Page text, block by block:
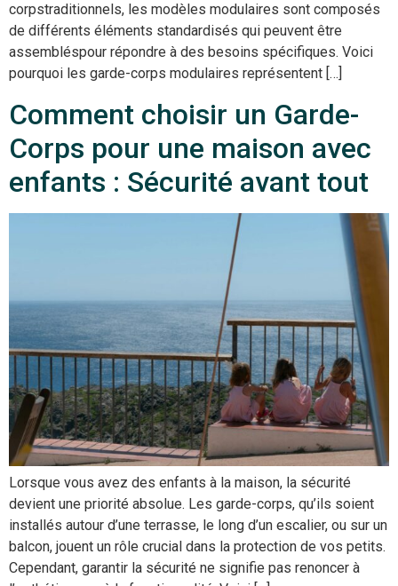
corpstraditionnels, les modèles modulaires sont composés
de différents éléments standardisés qui peuvent être
assembléspour répondre à des besoins spécifiques. Voici
pourquoi les garde-corps modulaires représentent […]
Comment choisir un Garde-
Corps pour une maison avec
enfants : Sécurité avant tout
Lorsque vous avez des enfants à la maison, la sécurité
devient une priorité absolue. Les garde-corps, qu’ils soient
installés autour d’une terrasse, le long d’un escalier, ou sur un
balcon, jouent un rôle crucial dans la protection de vos petits.
Cependant, garantir la sécurité ne signifie pas renoncer à